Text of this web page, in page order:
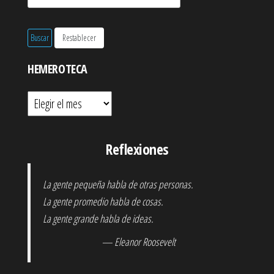
HEMEROTECA
Hemeroteca
Reflexiones
La gente pequeña habla de otras personas.
La gente promedio habla de cosas.
La gente grande habla de ideas.
— Eleanor Roosevelt